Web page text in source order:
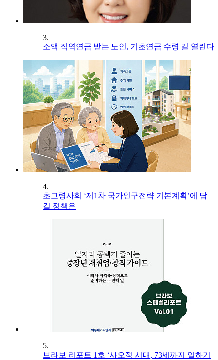
3.
소액 직역연금 받는 노인, 기초연금 수령 길 열린다
4.
초고령사회 ‘제1차 국가인구전략 기본계획’에 담
길 정책은
5.
브라보 리포트 1호 ‘사오정 시대, 73세까지 일하기